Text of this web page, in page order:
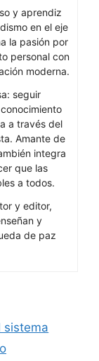
y aprendiz
en el eje
la pasión por
personal con
moderna.
seguir
a través del
Amante de
integra
que las
a todos.
y editor,
y
de paz
sistema